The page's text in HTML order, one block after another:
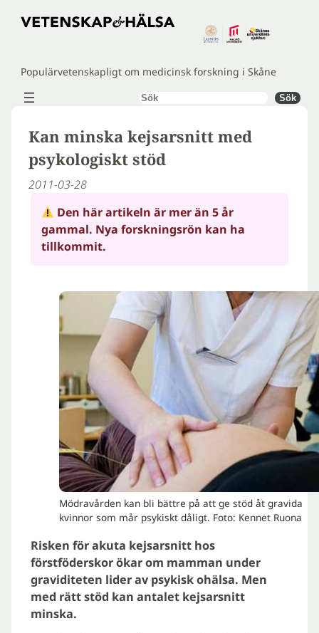
Hoppa
Populärvetenskapligt om medicinsk forskning i Skåne
Sök Sök
Kan minska kejsarsnitt med
psykologiskt stöd
2011-03-28
Den här artikeln är mer än 5 år
gammal. Nya forskningsrön kan ha
tillkommit.
Mödravården kan bli bättre på att ge stöd åt gravida
kvinnor som mår psykiskt dåligt. Foto: Kennet Ruona
Risken för akuta kejsarsnitt hos
förstföderskor ökar om mamman under
graviditeten lider av psykisk ohälsa. Men
med rätt stöd kan antalet kejsarsnitt
minska.